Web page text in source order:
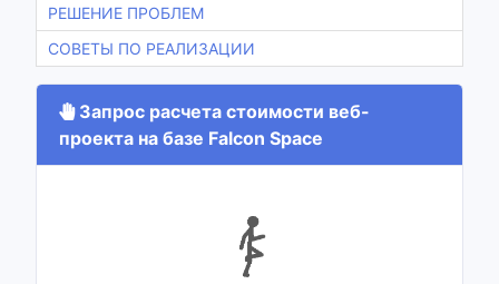
РЕШЕНИЕ ПРОБЛЕМ
СОВЕТЫ ПО РЕАЛИЗАЦИИ
Запрос расчета стоимости веб-
проекта на базе Falcon Space